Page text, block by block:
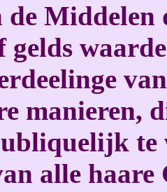
de Middelen
gelds
te
alle haare